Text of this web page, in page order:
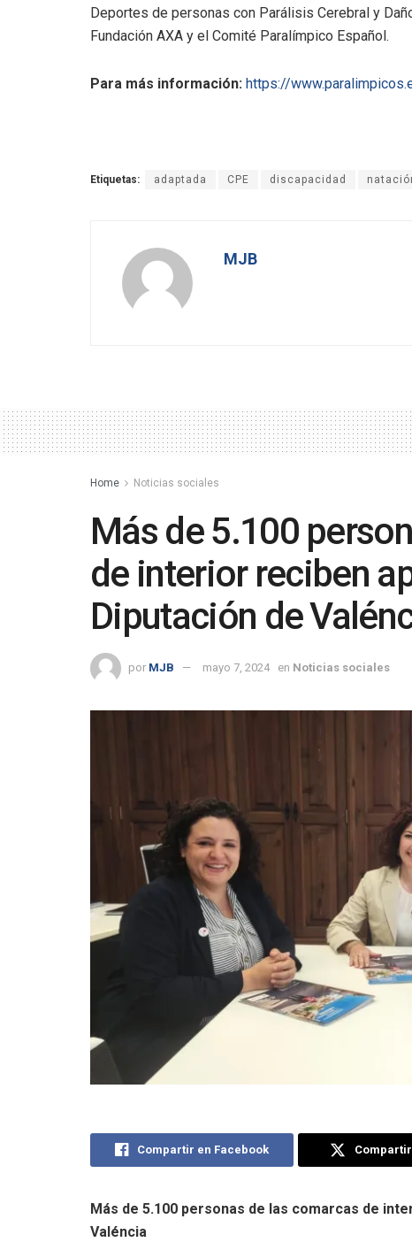
Deportes de personas con Parálisis Cerebral y
Fundación AXA y el Comité Paralímpico Español.
Para más información: https://
Etiquetas: adaptada CPE discapacidad
MJB
Home Noticias sociales
Más de 5.100
de interior reciben
Diputación de
por MJB mayo 7, 2024 en Noticias sociales
Compartir en Facebook
Más de 5.100 personas de las comarcas de
Valéncia